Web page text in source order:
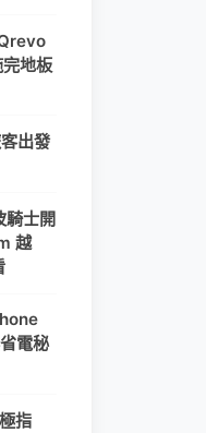
地板
出發
騎士開
越
電秘
指